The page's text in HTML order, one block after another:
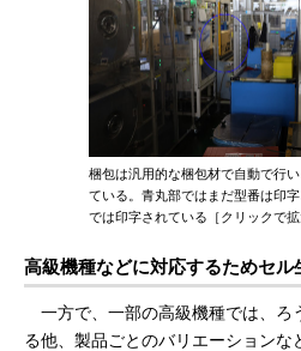
梱包は汎用的な梱包材で自動で行
ている。青丸部ではまだ型番は印
では印字されている［クリックで拡
高級機種などに対応するためセル
一方で、一部の高級機種では、ろ
る他、製品ごとのバリエーションな